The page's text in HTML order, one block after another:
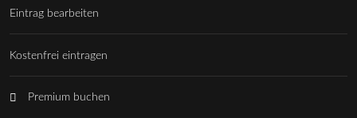
Eintrag bearbeiten
Kostenfrei eintragen
Premium buchen